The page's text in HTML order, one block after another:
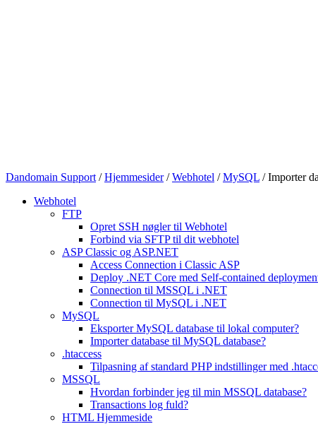
Dandomain Support/Hjemmesider/Webhotel /MySQL /Importer
Webhotel
FTP
Opret SSH nøgler til Webhotel
Forbind via SFTP til dit webhotel
ASP Classic og ASP.NET
Access Connection i Classic ASP
Deploy .NET Core med Self-contained
Connection til MSSQL i .NET
Connection til MySQL i .NET
MySQL
Eksporter MySQL database til lokal computer?
Importer database til MySQL database?
.htaccess
Tilpasning af standard PHP indstillinger med
MSSQL
Hvordan forbinder jeg til min MSSQL database?
Transactions log fuld?
HTML Hjemmeside